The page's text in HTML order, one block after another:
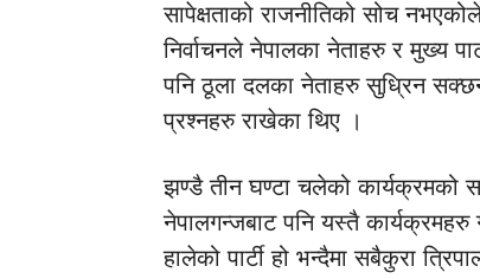
सापेक्षताको राजनीतिको सोच
निर्वाचनले नेपालका नेताहरु र मुख्य
पनि ठूला दलका नेताहरु सुध्रिन
प्रश्नहरु राखेका थिए ।
झण्डै तीन घण्टा चलेको कार्यक्रमको
नेपालगन्जबाट पनि यस्तै
हालेको पार्टी हो भन्दैमा सबैकुरा